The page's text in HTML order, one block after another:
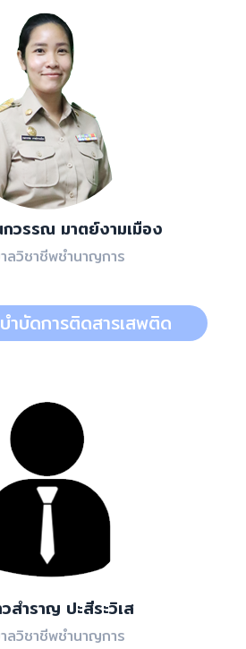
วรรณ มาตย์งามเมือง
ลวิชาชีพชำนาญการ
ำบัดการติดสารเสพติด
สำราญ ปะสีระวิเส
ลวิชาชีพชำนาญการ